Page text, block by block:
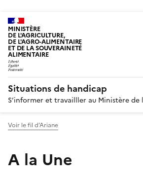
MINISTÈRE
DE L'AGRICULTURE,
DE L'AGRO-ALIMENTAIRE
ET DE LA SOUVERAINETÉ
ALIMENTAIRE
Situations de handicap
S’informer et travailller au Ministère de
Voir le fil d'Ariane
A la Une